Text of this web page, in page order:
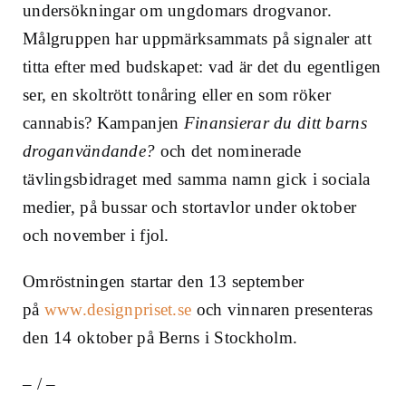
undersökningar om ungdomars drogvanor.
Målgruppen har uppmärksammats på signaler att
titta efter med budskapet: vad är det du egentligen
ser, en skoltrött tonåring eller en som röker
cannabis? Kampanjen Finansierar du ditt barns
droganvändande? och det nominerade
tävlingsbidraget med samma namn gick i sociala
medier, på bussar och stortavlor under oktober
och november i fjol.
Omröstningen startar den 13 september
på www.designpriset.se och vinnaren presenteras
den 14 oktober på Berns i Stockholm.
– / –